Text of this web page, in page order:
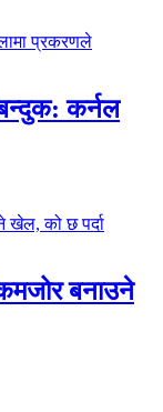
कर्नल
बनाउने